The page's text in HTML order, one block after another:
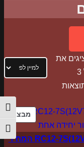
מתג
את
ממוין
הפריט
העדכני
ביותר
מבצע
RC12-7S(12V7Ah) המחיר